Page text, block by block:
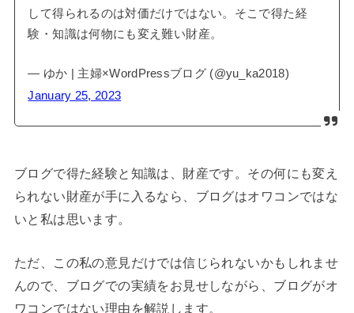
して得られるのは対価だけではない。そこで得た経
験・知識は何物にも変え難い財産。
— ゆか | 主婦×WordPressブログ (@yu_ka2018)
January 25, 2023
ブログで得た経験と知識は、財産です。その何にも変え
られない財産が手に入るなら、ブログはオワコンではな
いと私は思います。
ただ、この私の意見だけでは信じられないかもしれませ
んので、ブログでの実績をお見せしながら、ブログがオ
ワコンではない理由を解説します。